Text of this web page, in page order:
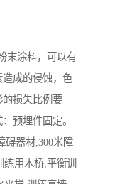
末涂料，可以有
成的侵蚀，色
损失比例要
预埋件固定。
碍器材,300米障
用木桥,平衡训